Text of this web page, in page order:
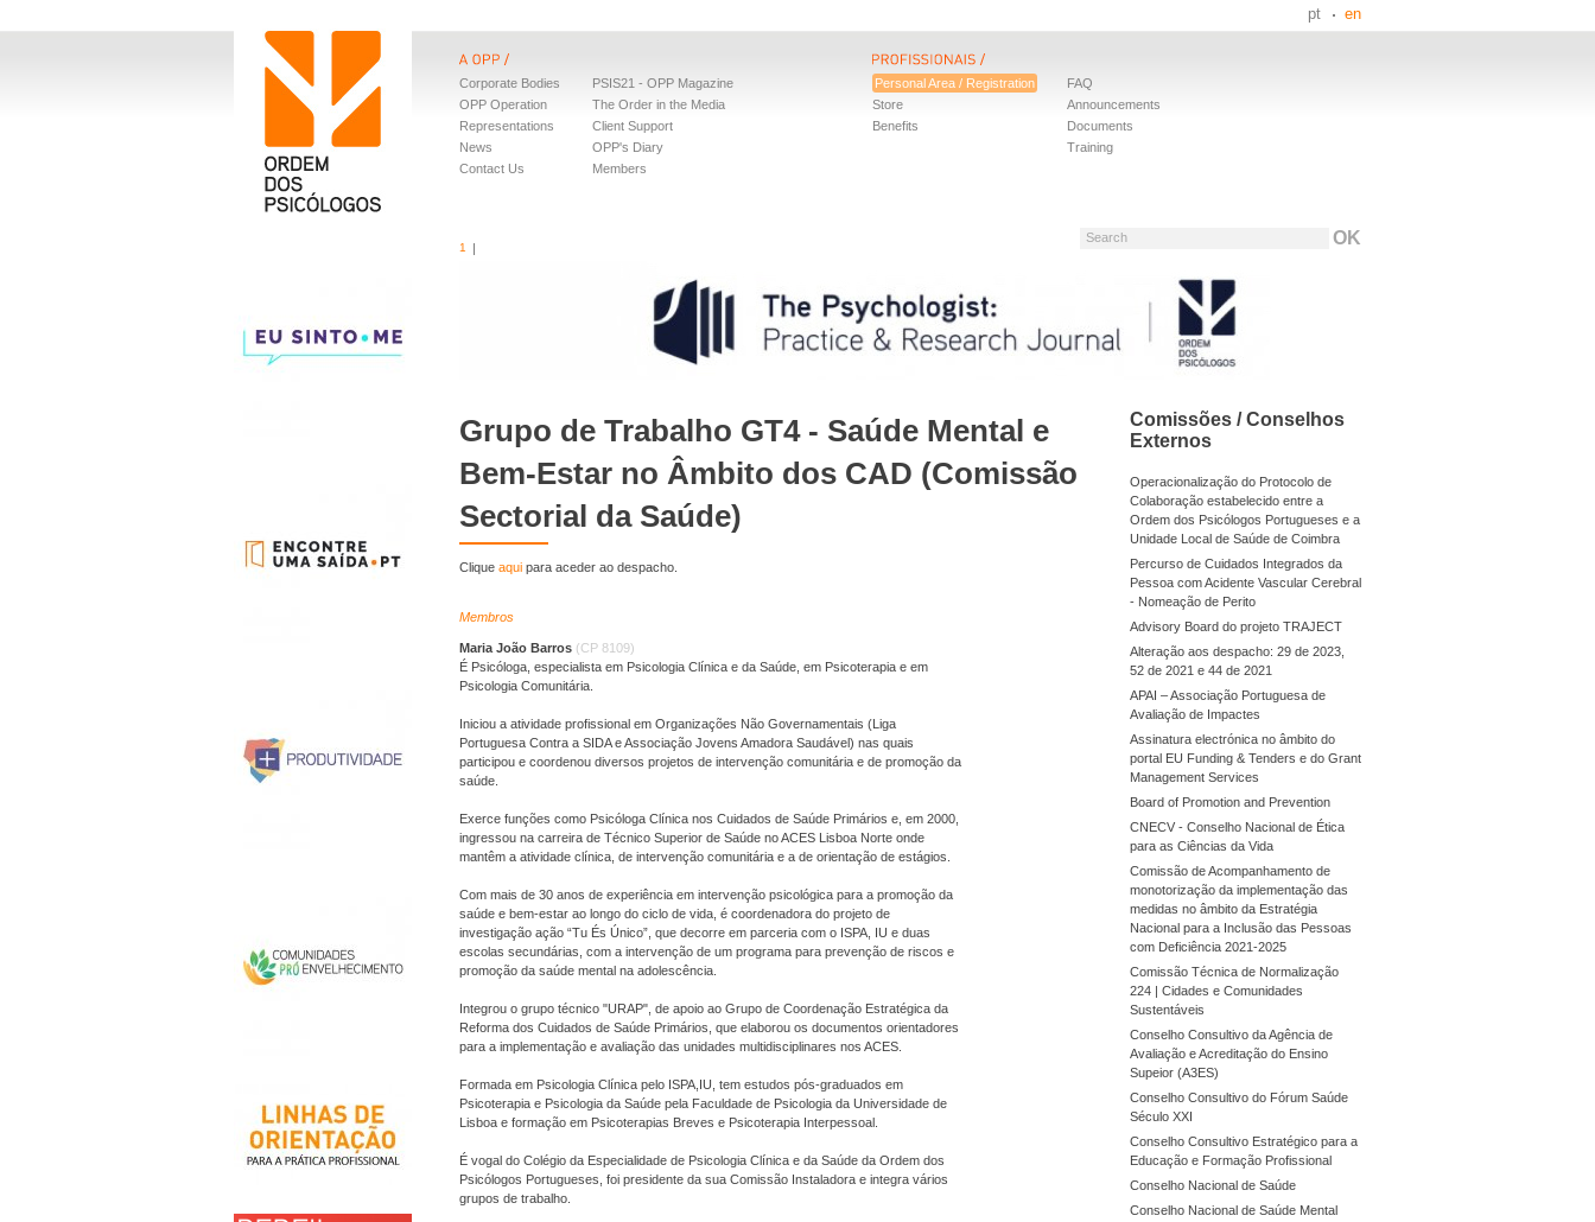
pt en
Corporate Bodies
OPP Operation
Representations
News
Contact Us
PSIS21 - OPP Magazine
The Order in the Media
Client Support
OPP's Diary
Members
Personal Area / Registration
Store
Benefits
FAQ
Announcements
Documents
Training
Search
1
Grupo de Trabalho GT4 - Saúde Mental e
Bem-Estar no Âmbito dos CAD (Comissão
Sectorial da Saúde)
Clique aqui para aceder ao despacho.
Membros
Maria João Barros (CP 8109)
É Psicóloga, especialista em Psicologia Clínica e da Saúde, em Psicoterapia e em
Psicologia Comunitária.
Iniciou a atividade profissional em Organizações Não Governamentais (Liga
Portuguesa Contra a SIDA e Associação Jovens Amadora Saudável) nas quais
participou e coordenou diversos projetos de intervenção comunitária e de promoção da
saúde.
Exerce funções como Psicóloga Clínica nos Cuidados de Saúde Primários e, em 2000,
ingressou na carreira de Técnico Superior de Saúde no ACES Lisboa Norte onde
mantêm a atividade clínica, de intervenção comunitária e a de orientação de estágios.
Com mais de 30 anos de experiência em intervenção psicológica para a promoção da
saúde e bem-estar ao longo do ciclo de vida, é coordenadora do projeto de
investigação ação “Tu És Único”, que decorre em parceria com o ISPA, IU e duas
escolas secundárias, com a intervenção de um programa para prevenção de riscos e
promoção da saúde mental na adolescência.
Integrou o grupo técnico "URAP", de apoio ao Grupo de Coordenação Estratégica da
Reforma dos Cuidados de Saúde Primários, que elaborou os documentos orientadores
para a implementação e avaliação das unidades multidisciplinares nos ACES.
Formada em Psicologia Clínica pelo ISPA,IU, tem estudos pós-graduados em
Psicoterapia e Psicologia da Saúde pela Faculdade de Psicologia da Universidade de
Lisboa e formação em Psicoterapias Breves e Psicoterapia Interpessoal.
É vogal do Colégio da Especialidade de Psicologia Clínica e da Saúde da Ordem dos
Psicólogos Portugueses, foi presidente da sua Comissão Instaladora e integra vários
grupos de trabalho.
Comissões / Conselhos
Externos
Operacionalização do Protocolo de
Colaboração estabelecido entre a
Ordem dos Psicólogos Portugueses e a
Unidade Local de Saúde de Coimbra
Percurso de Cuidados Integrados da
Pessoa com Acidente Vascular Cerebral
- Nomeação de Perito
Advisory Board do projeto TRAJECT
Alteração aos despacho: 29 de 2023,
52 de 2021 e 44 de 2021
APAI – Associação Portuguesa de
Avaliação de Impactes
Assinatura electrónica no âmbito do
portal EU Funding & Tenders e do Grant
Management Services
Board of Promotion and Prevention
CNECV - Conselho Nacional de Ética
para as Ciências da Vida
Comissão de Acompanhamento de
monotorização da implementação das
medidas no âmbito da Estratégia
Nacional para a Inclusão das Pessoas
com Deficiência 2021-2025
Comissão Técnica de Normalização
224 | Cidades e Comunidades
Sustentáveis
Conselho Consultivo da Agência de
Avaliação e Acreditação do Ensino
Supeior (A3ES)
Conselho Consultivo do Fórum Saúde
Século XXI
Conselho Consultivo Estratégico para a
Educação e Formação Profissional
Conselho Nacional de Saúde
Conselho Nacional de Saúde Mental